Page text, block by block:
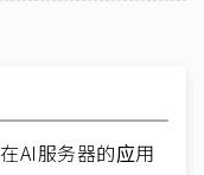
AI服务器的应用